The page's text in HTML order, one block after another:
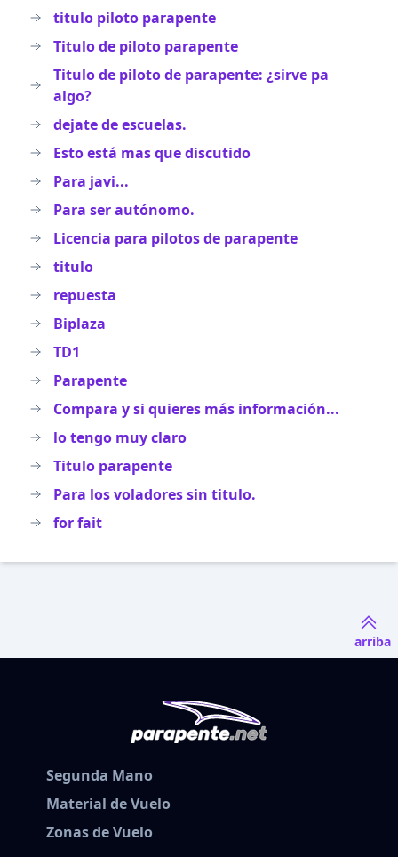
titulo piloto parapente
Titulo de piloto parapente
Titulo de piloto de parapente: ¿sirve pa
algo?
dejate de escuelas.
Esto está mas que discutido
Para javi...
Para ser autónomo.
Licencia para pilotos de parapente
titulo
repuesta
Biplaza
TD1
Parapente
Compara y si quieres más información...
lo tengo muy claro
Titulo parapente
Para los voladores sin titulo.
for fait
arriba
Segunda Mano
Material de Vuelo
Zonas de Vuelo